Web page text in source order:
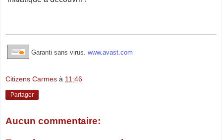
Garanti sans virus. www.avast.com
Citizens Carmes à 11:46
Partager
Aucun commentaire: